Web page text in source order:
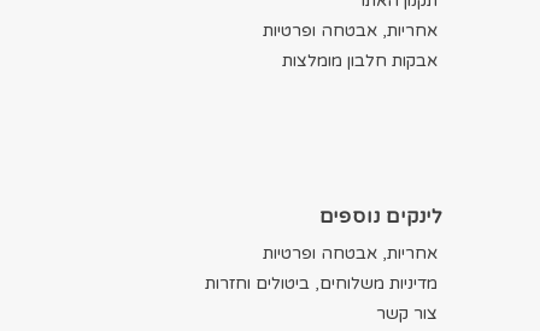
אחריות, אבטחה ופרטיות
אבקות חלבון מומלצות
לינקים נוספים
אחריות, אבטחה ופרטיות
מדיניות משלוחים, ביטולים וחזרות
צור קשר